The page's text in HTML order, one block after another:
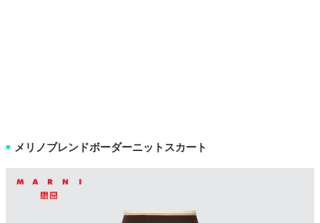
■ メリノブレンドボーダーニットスカート